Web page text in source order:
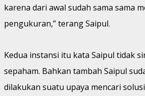
karena dari awal sudah sama sama
pengukuran,” terang Saipul.
Kedua instansi itu kata Saipul tidak
sepaham. Bahkan tambah Saipul
dilakukan suatu upaya mencari